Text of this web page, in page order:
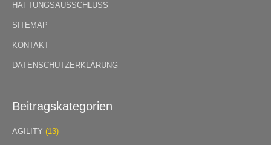
HAFTUNGSAUSSCHLUSS
SITEMAP
KONTAKT
DATENSCHUTZERKLÄRUNG
Beitragskategorien
AGILITY (13)